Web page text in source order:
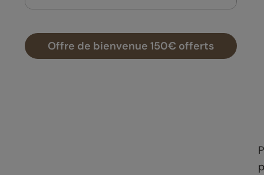
Offre de bienvenue 150€ offerts